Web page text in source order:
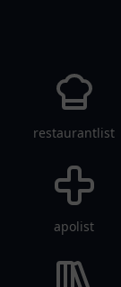
restaurantlist
apolist